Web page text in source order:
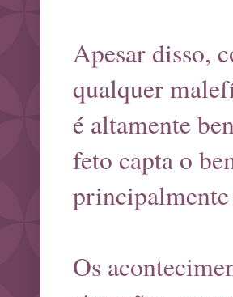
Apesar disso,
qualquer
é altamente
feto capta o
principalmente
Os